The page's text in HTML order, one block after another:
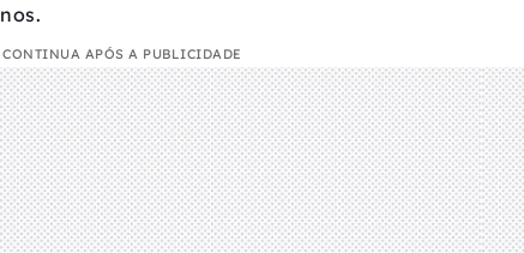
CONTINUA APÓS A PUBLICIDADE